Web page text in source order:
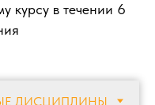
курсу в течении 6